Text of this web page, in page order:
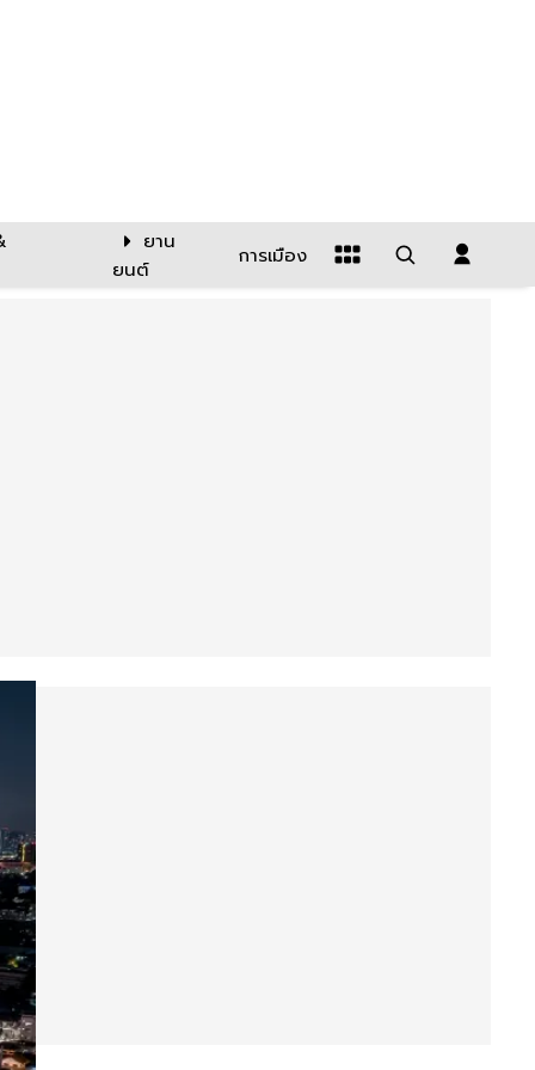
ยาน
ยนต์
การเมือง